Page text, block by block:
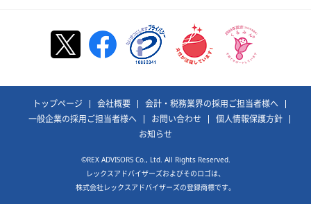
トップページ 会社概要
会計・税務業界の採用ご担当者様へ
一般企業の採用ご担当者様へ
お問い合わせ
個人情報保護方針
お知らせ
©REX ADVISORS Co., Ltd. All Rights Reserved.
レックスアドバイザーズおよびそのロゴは、
株式会社レックスアドバイザーズの登録商標です。